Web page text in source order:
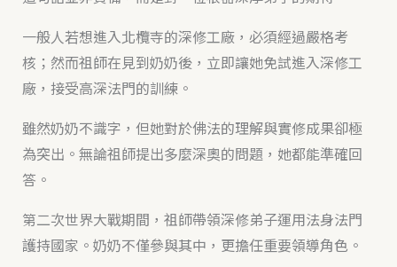
一般人若想進入北欖寺的深修工廠，必須經過嚴格考
核；然而祖師在見到奶奶後，立即讓她免試進入深修工
廠，接受高深法門的訓練。
雖然奶奶不識字，但她對於佛法的理解與實修成果卻極
為突出。無論祖師提出多麼深奧的問題，她都能準確回
答。
第二次世界大戰期間，祖師帶領深修弟子運用法身法門
護持國家。奶奶不僅參與其中，更擔任重要領導角色。